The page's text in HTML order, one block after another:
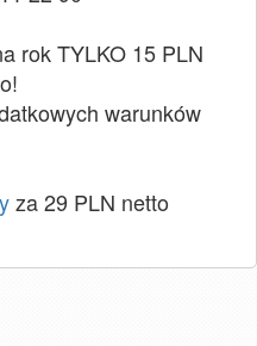
rok TYLKO 15 PLN
warunków
za 29 PLN netto